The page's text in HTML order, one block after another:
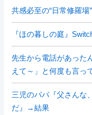
共感必至の“日常修羅場
『ほの暮しの庭』
先生から電話があった
えて～」と何度も言っ
三児のパパ『父さんな
だ』→結果